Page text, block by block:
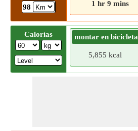
98 1 hr 9 mins
Calorías montar en bicicleta
5,855 kcal